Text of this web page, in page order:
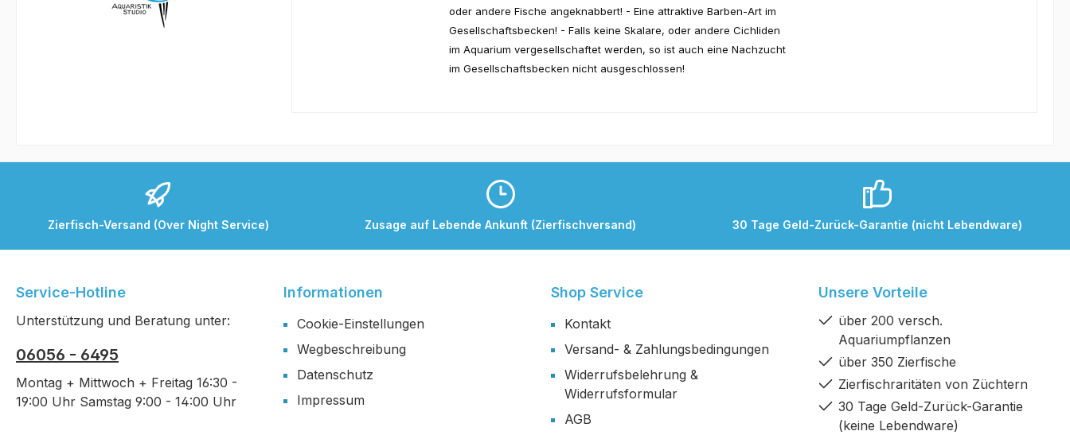
oder andere Fische angeknabbert! - Eine attraktive Barben-Art im
Gesellschaftsbecken! - Falls keine Skalare, oder andere Cichliden
im Aquarium vergesellschaftet werden, so ist auch eine Nachzucht
im Gesellschaftsbecken nicht ausgeschlossen!
Zierfisch-Versand (Over Night Service) Zusage auf Lebende Ankunft (Zierfischversand) 30 Tage Geld-Zurück-Garantie (nicht Lebendware)
Service-Hotline
Unterstützung und Beratung unter:
06056 - 6495
Montag + Mittwoch + Freitag 16:30 -
19:00 Uhr Samstag 9:00 - 14:00 Uhr
Informationen
Cookie-Einstellungen
Wegbeschreibung
Datenschutz
Impressum
Shop Service
Kontakt
Versand- & Zahlungsbedingungen
Widerrufsbelehrung &
Widerrufsformular
AGB
Unsere Vorteile
über 200 versch.
Aquariumpflanzen
über 350 Zierfische
Zierfischraritäten von Züchtern
30 Tage Geld-Zurück-Garantie
(keine Lebendware)